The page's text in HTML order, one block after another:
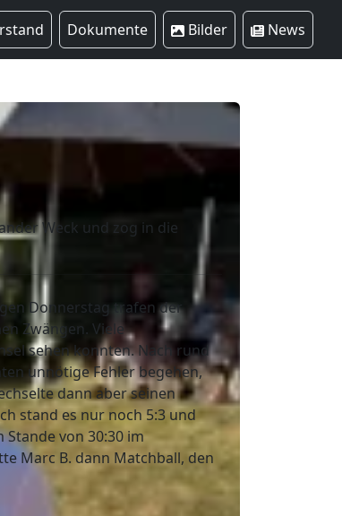
Dokumente Bilder News
Weck und zog in die
Donnerstag trafen der
Zwängen. Viele
sehen konnten. Nach rund
unnötige Fehler begehen,
dann aber seinen
stand es nur noch 5:3 und
von 30:30 im
Marc B. dann Matchball, den